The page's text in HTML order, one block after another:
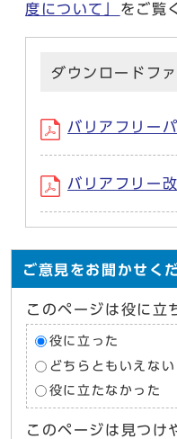
度について」 をご覧
ダウンロードフ
バリアフリー
バリアフリー
ご意見をお聞かせく
このページは役に立
役に立った
どちらともいえない
役に立たなかった
このページは見つけ